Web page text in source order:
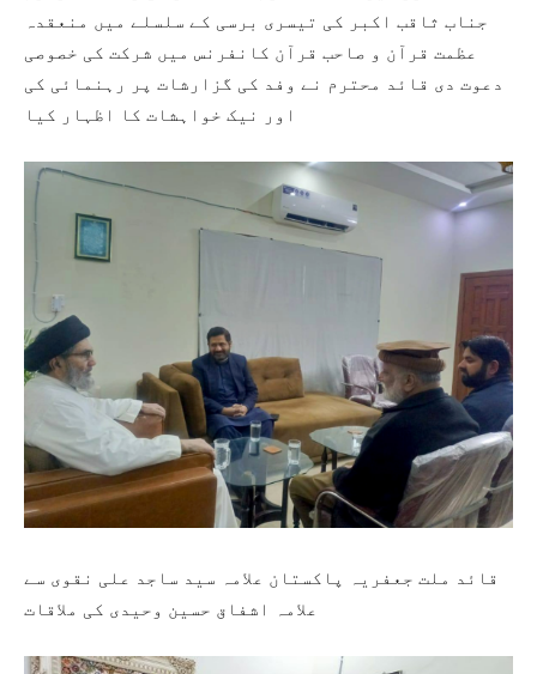
جناب ثاقب اکبر کی تیسری برسی کے سلسلے میں منعقدہ
عظمت قرآن و صاحب قرآن کانفرنس میں شرکت کی خصوصی
دعوت دی قائد محترم نے وفد کی گزارشات پر رہنمائی کی
اور نیک خواہشات کا اظہار کیا
قائد ملت جعفریہ پاکستان علامہ سید ساجد علی نقوی سے
علامہ اشفاق حسین وحیدی کی ملاقات